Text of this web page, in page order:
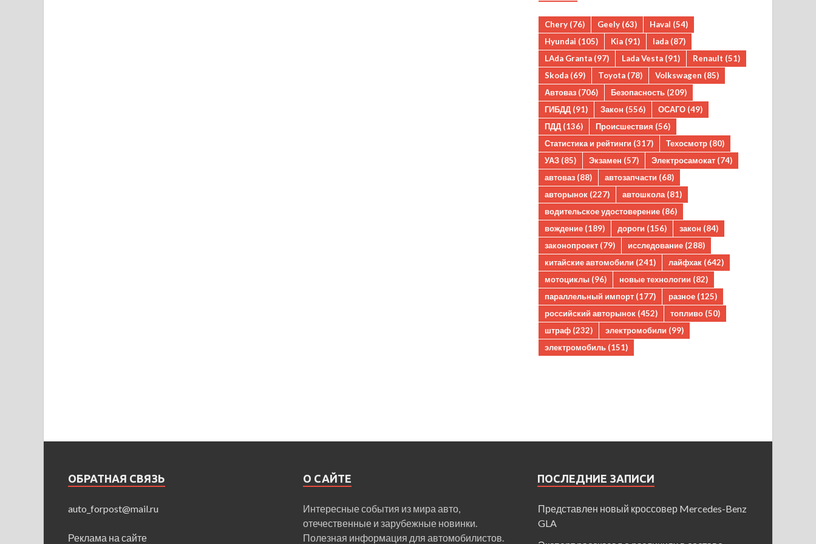
Chery (76) Geely (63) Haval (54)
Hyundai (105) Kia (91) lada (87)
LAda Granta (97) Lada Vesta (91) Renault (51)
Skoda (69) Toyota (78) Volkswagen (85)
Автоваз (706) Безопасность (209)
ГИБДД (91) Закон (556) ОСАГО (49)
ПДД (136) Происшествия (56)
Статистика и рейтинги (317) Техосмотр (80)
УАЗ (85) Экзамен (57) Электросамокат (74)
автоваз (88) автозапчасти (68)
авторынок (227) автошкола (81)
водительское удостоверение (86)
вождение (189) дороги (156) закон (84)
законопроект (79) исследование (288)
китайские автомобили (241) лайфхак (642)
мотоциклы (96) новые технологии (82)
параллельный импорт (177) разное (125)
российский авторынок (452) топливо (50)
штраф (232) электромобили (99)
электромобиль (151)
ОБРАТНАЯ СВЯЗЬ
auto_forpost@mail.ru
Реклама на сайте
О САЙТЕ
Интересные события из мира авто,
отечественные и зарубежные новинки.
Полезная информация для автомобилистов.
ПОСЛЕДНИЕ ЗАПИСИ
Представлен новый кроссовер Mercedes-Benz
GLA